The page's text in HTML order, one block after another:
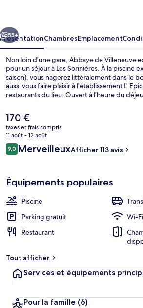
Suivant
55+
PrésentationChambresEmplacement
Non loin d'une gare, Abbaye de Villeneuve
pour un séjour à Les Sorinières. À la piscine
saison), vous nagerez littéralement dans le
aussi vous faire plaisir à l'établissement L'
restaurants du lieu. Ouvert à l'heure du
avantages de cet hôtel historique, on trouve
terrasse et un jardin, l'idéal pour des vacances
autres voyageurs ne disent que du bien en
personnel attentionné.
Le
prix
actuel
est
de
170 €
taxes et frais compris
11 août - 12 août
Avis
voyageurs
9,09,0 sur 10
MerveilleuxAfficher 113 avis
Équipements populaires
Piscine
Parking gratuit
Wi-
Restaurant
Tout afficher
Services et équipements
Pour la famille (6)